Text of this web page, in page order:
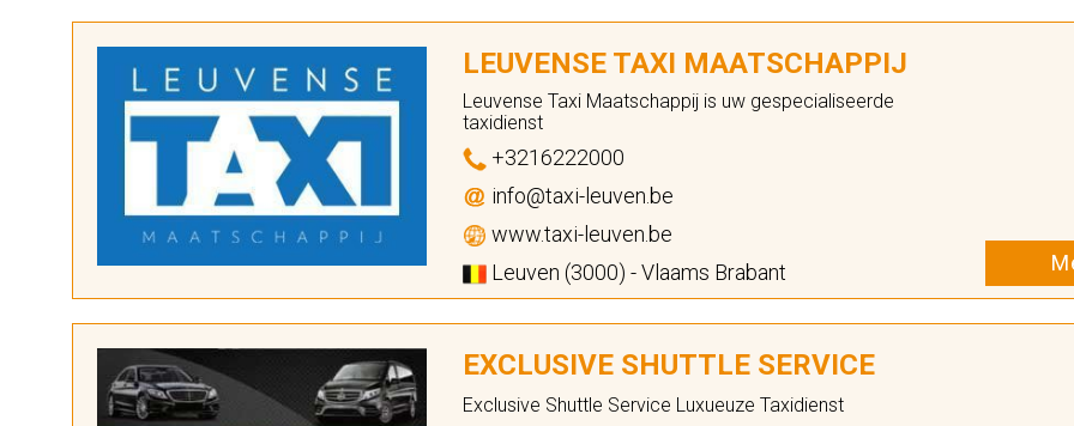
LEUVENSE TAXI MAATSCHAPPIJ
Leuvense Taxi Maatschappij is uw gespecialiseerde
taxidienst
+3216222000
info@taxi-leuven.be
www.taxi-leuven.be
Leuven (3000) - Vlaams Brabant
EXCLUSIVE SHUTTLE SERVICE
Exclusive Shuttle Service Luxueuze Taxidienst